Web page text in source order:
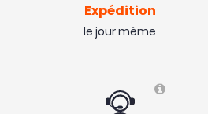
Expédition
le jour même